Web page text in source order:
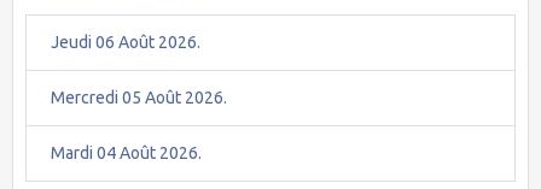
Jeudi 06 Août 2026.
Mercredi 05 Août 2026.
Mardi 04 Août 2026.